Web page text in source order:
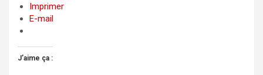
Imprimer
E-mail
J’aime ça :